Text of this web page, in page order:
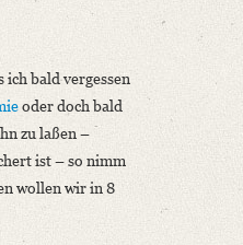
ich bald vergessen
oder doch bald
zu laßen –
ist – so nimm
wollen wir in 8